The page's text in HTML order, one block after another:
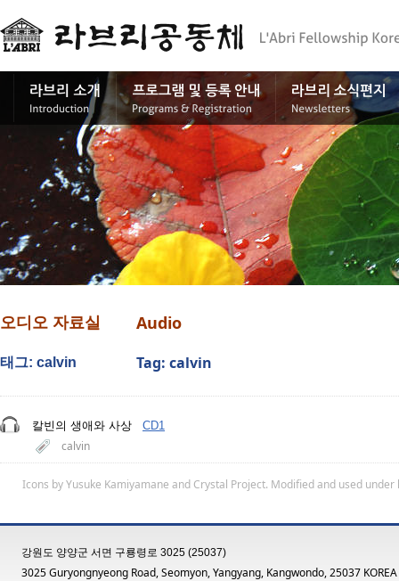
오디오 자료실
태그: calvin
Audio
Tag: calvin
칼빈의 생애와 사상 CD1
calvin
Icons byYusuke Kamiyamane and Crystal Project. Modified and used under
강원도 양양군 서면 구룡령로 3025 (25037)
3025 Guryongnyeong Road, Seomyon, Yangyang, Kangwondo, 25037 KOREA